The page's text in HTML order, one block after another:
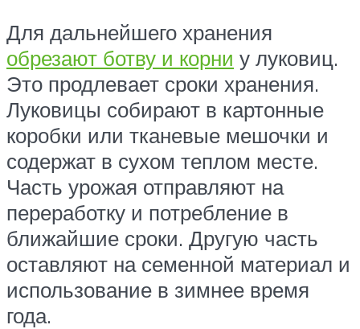
Для дальнейшего хранения
обрезают ботву и корни у луковиц.
Это продлевает сроки хранения.
Луковицы собирают в картонные
коробки или тканевые мешочки и
содержат в сухом теплом месте.
Часть урожая отправляют на
переработку и потребление в
ближайшие сроки. Другую часть
оставляют на семенной материал и
использование в зимнее время
года.